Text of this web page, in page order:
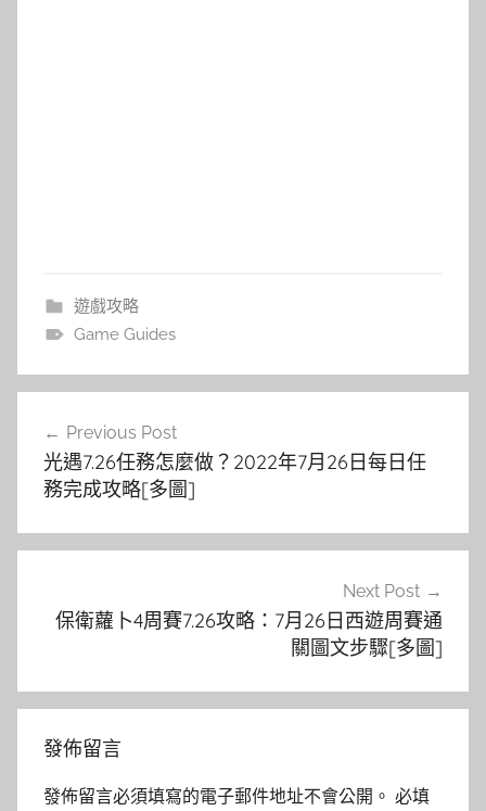
遊戲攻略
Game Guides
導
覽
Previous Post
光遇7.26任務怎麼做？2022年7月26日每日任
務完成攻略[多圖]
Next Post
保衛蘿卜4周賽7.26攻略：7月26日西遊周賽通
關圖文步驟[多圖]
發佈留言
發佈留言必須填寫的電子郵件地址不會公開。 必填